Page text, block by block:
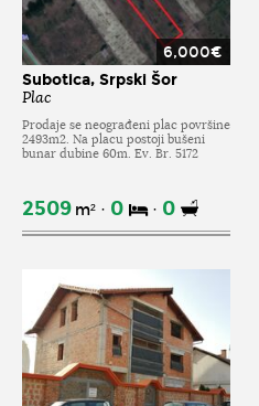
6,000€
Subotica, Srpski Šor
Plac
Prodaje se neograđeni plac površine
2493m2. Na placu postoji bušeni
bunar dubine 60m. Ev. Br. 5172
2509 m² 0 0